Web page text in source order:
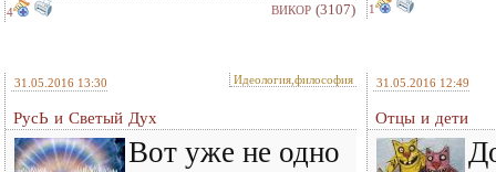
4 ВИКОР (3107) 1
31.05.2016 13:30 Идеология,философия
РусЬ и Светый Дух
Вот уже не одно
31.05.2016 12:49
Отцы и дети